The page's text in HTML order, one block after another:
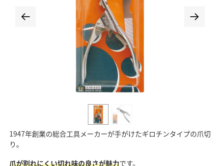
1947年創業の総合工具メーカーが手がけたギロチンタイプの爪切
り。
爪が割れにくい切れ味の良さが魅力です。